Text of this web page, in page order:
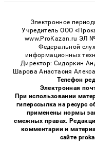
Электронное
Учредитель ООО
www.ProKazan.ru ЭЛ
Федеральной
информационных
Директор: Сидоркин
Шарова Анастасия
Телефон
Электронная
При использовании
гиперссылка на ресурс
применены нормы
смежных правах.
комментарии и
сайте